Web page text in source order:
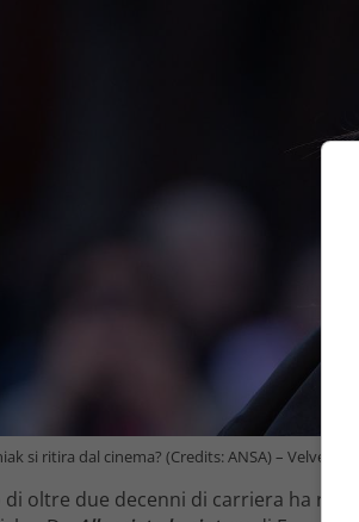
si ritira dal cinema? (Credits: ANSA) – VelvetMag
di oltre due decenni di carriera ha